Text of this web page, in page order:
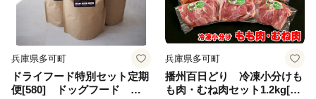
兵庫県多可町
ドライフード特別セット定期
便[580] ドッグフード 無
兵庫県多可町
播州百日どり 冷凍小分けも
も肉・むね肉セット1.2kg[66